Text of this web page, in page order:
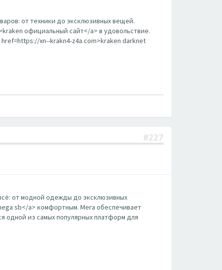
от техники до эксклюзивных вещей.
официальный сайт</a> в удовольствие.
xn--krakn4-z4a.com>kraken darknet
#227
от модной одежды до эксклюзивных
sb</a> комфортным. Мега обеспечивает
одной из самых популярных платформ для